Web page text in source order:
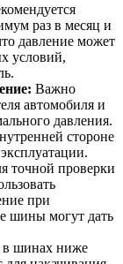
раз в месяц и
давление может
условий,
Важно
автомобиля и
давления.
стороне
точной проверки
при
шины могут дать
в шинах ниже